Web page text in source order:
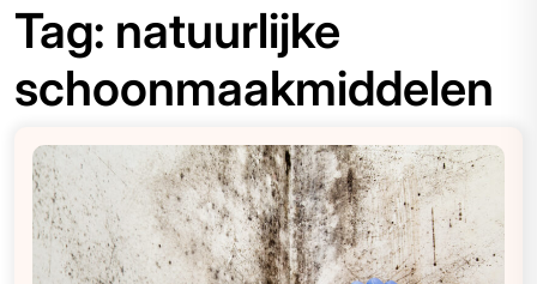
Tag: natuurlijke
schoonmaakmiddelen